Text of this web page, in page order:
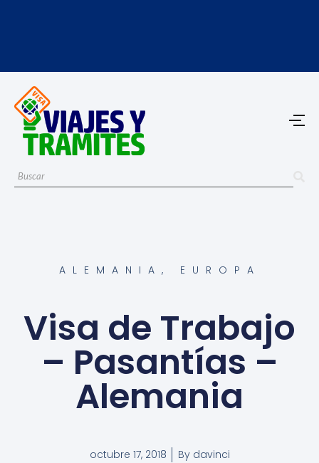
ALEMANIA , EUROPA
Visa de Trabajo
– Pasantías –
Alemania
octubre 17, 2018 Bydavinci